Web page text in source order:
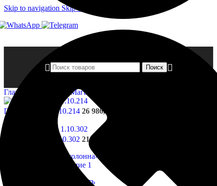
Skip to navigation Skip to main content
Поиск
Главная страница Магазин
Полуколонна- 1.10.214 26 986,00
Назад к товарам
Полуколонна- 1.10.302 21 824,00
Нажмите, чтобы увеличить